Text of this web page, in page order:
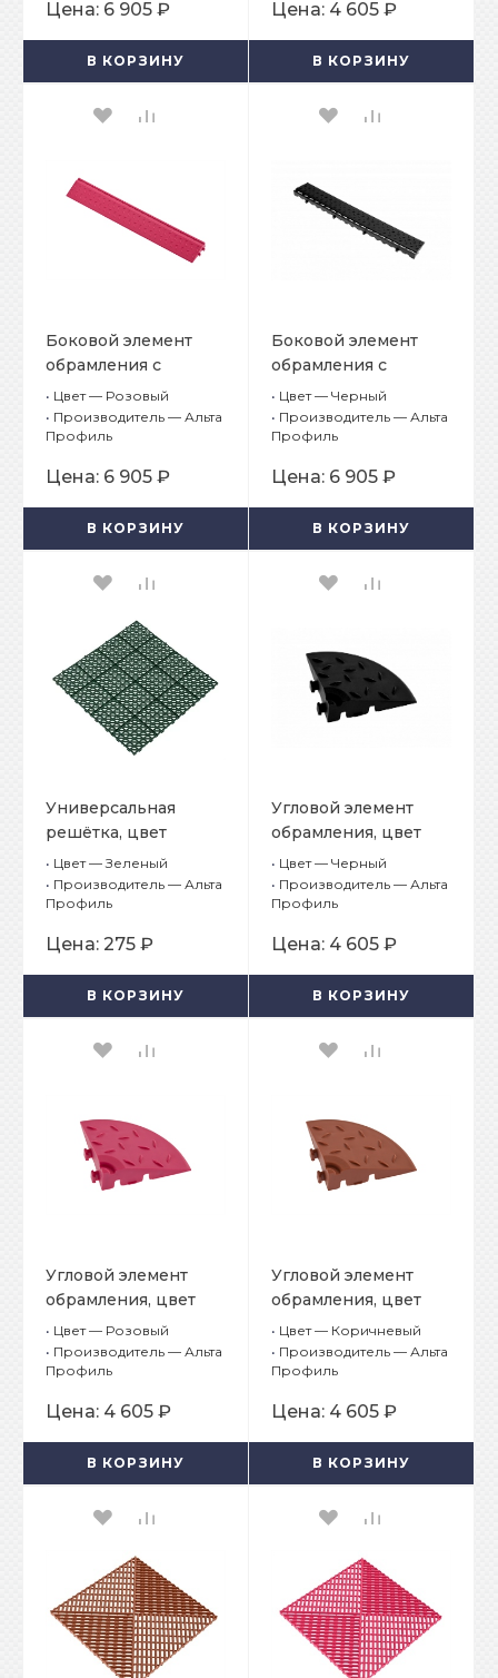
Цена: 6 905 ₽
В КОРЗИНУ
Цена: 4 605 ₽
В КОРЗИНУ
Боковой элемент
обрамления с
пазами под замки,
цвет Розовый
• Цвет — Розовый
• Производитель — Альта
Профиль
Цена: 6 905 ₽
В КОРЗИНУ
Боковой элемент
обрамления с
замками, цвет
Черный
• Цвет — Черный
• Производитель — Альта
Профиль
Цена: 6 905 ₽
В КОРЗИНУ
Универсальная
решётка, цвет
Зеленый
• Цвет — Зеленый
• Производитель — Альта
Профиль
Цена: 275 ₽
В КОРЗИНУ
Угловой элемент
обрамления, цвет
Черный
• Цвет — Черный
• Производитель — Альта
Профиль
Цена: 4 605 ₽
В КОРЗИНУ
Угловой элемент
обрамления, цвет
Розовый
• Цвет — Розовый
• Производитель — Альта
Профиль
Цена: 4 605 ₽
В КОРЗИНУ
Угловой элемент
обрамления, цвет
Коричневый
• Цвет — Коричневый
• Производитель — Альта
Профиль
Цена: 4 605 ₽
В КОРЗИНУ